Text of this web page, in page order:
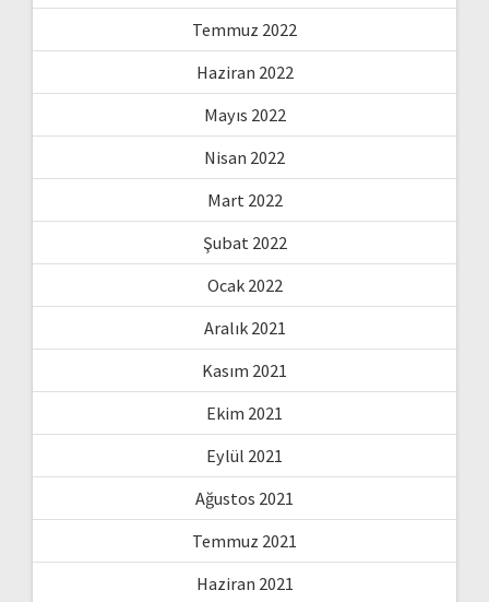
Temmuz 2022
Haziran 2022
Mayıs 2022
Nisan 2022
Mart 2022
Şubat 2022
Ocak 2022
Aralık 2021
Kasım 2021
Ekim 2021
Eylül 2021
Ağustos 2021
Temmuz 2021
Haziran 2021